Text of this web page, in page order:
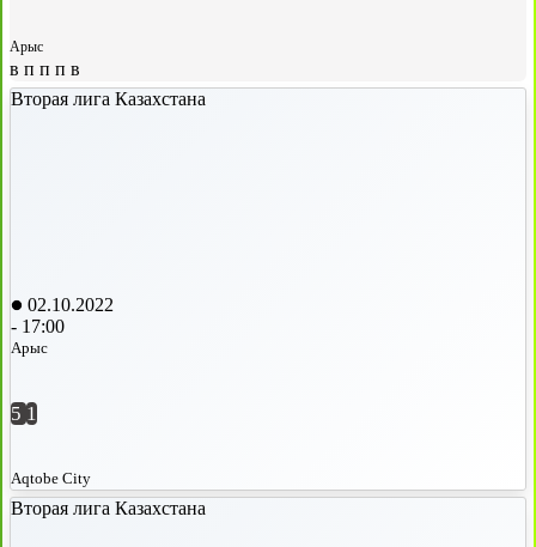
Арыс
в п п п в
Вторая лига Казахстана
02.10.2022
- 17:00
Арыс
5 1
Aqtobe City
Вторая лига Казахстана